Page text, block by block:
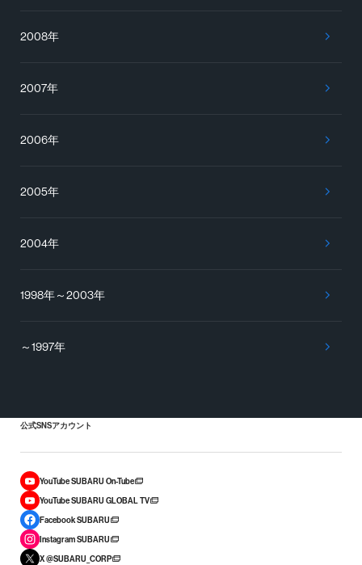
2008年
2007年
2006年
2005年
2004年
1998年～2003年
～1997年
公式SNSアカウント
YouTube SUBARU On-Tube
YouTube SUBARU GLOBAL TV
Facebook SUBARU
Instagram SUBARU
X @SUBARU_CORP